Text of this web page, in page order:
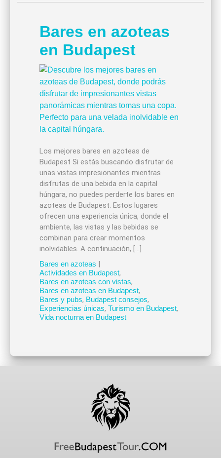
Bares en azoteas
en Budapest
Los mejores bares en azoteas de
Budapest Si estás buscando disfrutar de
unas vistas impresionantes mientras
disfrutas de una bebida en la capital
húngara, no puedes perderte los bares en
azoteas de Budapest. Estos lugares
ofrecen una experiencia única, donde el
ambiente, las vistas y las bebidas se
combinan para crear momentos
inolvidables. A continuación, […]
Bares en azoteas |
Actividades en Budapest,
Bares en azoteas con vistas,
Bares en azoteas en Budapest,
Bares y pubs, Budapest consejos,
Experiencias únicas, Turismo en Budapest,
Vida nocturna en Budapest